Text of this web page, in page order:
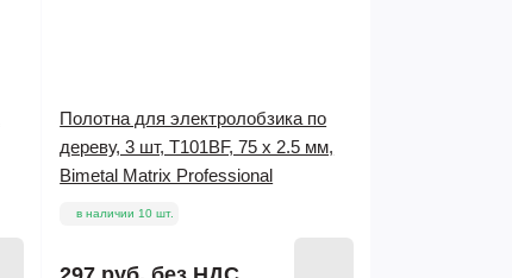
Полотна для электролобзика по
дереву, 3 шт, T101BF, 75 x 2.5 мм,
Bimetal Matrix Professional
в наличии 10 шт.